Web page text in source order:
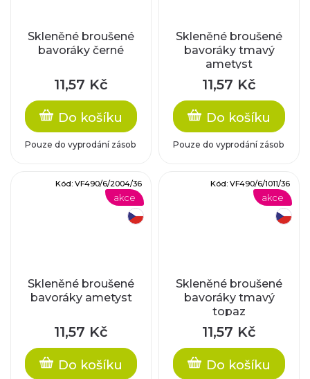
Skleněné broušené
bavoráky černé
11,57 Kč
Do košíku
Pouze do vyprodání zásob
Skleněné broušené
bavoráky tmavý
ametyst
11,57 Kč
Do košíku
Pouze do vyprodání zásob
akce
Skleněné broušené
bavoráky ametyst
11,57 Kč
Do košíku
Kód: VF490/6/2004/36
akce
Skleněné broušené
bavoráky tmavý
topaz
11,57 Kč
Do košíku
Kód: VF490/6/1011/36